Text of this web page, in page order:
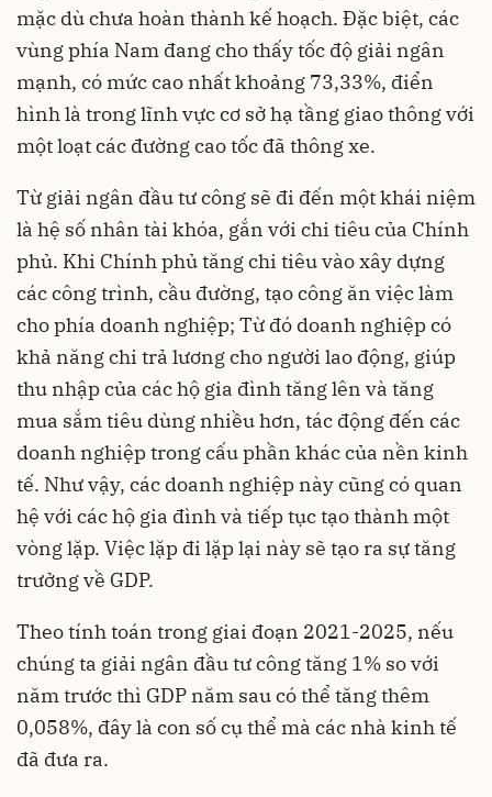
mặc dù chưa hoàn thành kế hoạch. Đặc biệt, các
vùng phía Nam đang cho thấy tốc độ giải ngân
mạnh, có mức cao nhất khoảng 73,33%, điển
hình là trong lĩnh vực cơ sở hạ tầng giao thông với
một loạt các đường cao tốc đã thông xe.
Từ giải ngân đầu tư công sẽ đi đến một khái niệm
là hệ số nhân tài khóa, gắn với chi tiêu của Chính
phủ. Khi Chính phủ tăng chi tiêu vào xây dựng
các công trình, cầu đường, tạo công ăn việc làm
cho phía doanh nghiệp; Từ đó doanh nghiệp có
khả năng chi trả lương cho người lao động, giúp
thu nhập của các hộ gia đình tăng lên và tăng
mua sắm tiêu dùng nhiều hơn, tác động đến các
doanh nghiệp trong cấu phần khác của nền kinh
tế. Như vậy, các doanh nghiệp này cũng có quan
hệ với các hộ gia đình và tiếp tục tạo thành một
vòng lặp. Việc lặp đi lặp lại này sẽ tạo ra sự tăng
trưởng về GDP.
Theo tính toán trong giai đoạn 2021-2025, nếu
chúng ta giải ngân đầu tư công tăng 1% so với
năm trước thì GDP năm sau có thể tăng thêm
0,058%, đây là con số cụ thể mà các nhà kinh tế
đã đưa ra.